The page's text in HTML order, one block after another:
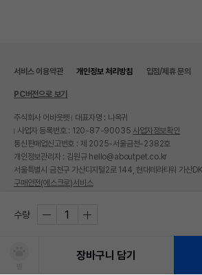
수량
장바구니 담기
서비스 이용약관 개인정보 처리방침 입점/제휴 문의
PC버전으로 보기
주식회사 어바웃펫
대표자명 : 나옥귀
사업자 등록번호 : 120-87-90035 사업자정보확인
통신판매업신고번호 : 제 2025-서울금천-2382호
개인정보관리자 : 김원규 hello@aboutpet.co.kr
서울특별시 금천구 가산디지털2로 144, 현대테라타워 가산
구매안전(에스크로)서비스